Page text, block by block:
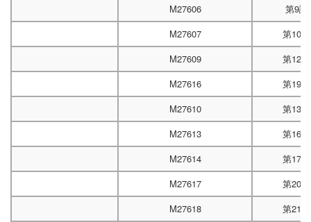
M27606
第9試
M27607
第10
M27609
第12
M27616
第19
M27610
第13
M27613
第16
M27614
第17
M27617
第20
M27618
第21